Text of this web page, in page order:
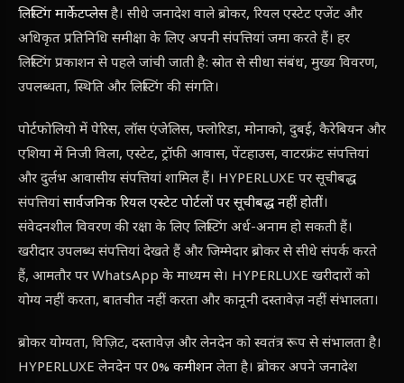
लिस्टिंग मार्केटप्लेसहै। सीधे जनादेश वाले ब्रोकर, रियल एस्टेट एजेंट और
अधिकृत प्रतिनिधि समीक्षा के लिए अपनी संपत्तियां जमा करते हैं। हर
लिस्टिंग प्रकाशन से पहले जांची जाती है: स्रोत से सीधा संबंध, मुख्य विवरण,
उपलब्धता, स्थिति और लिस्टिंग की संगति।
पोर्टफोलियो में पेरिस, लॉस एंजेलिस, फ्लोरिडा, मोनाको, दुबई, कैरेबियन और
एशिया में निजी विला, एस्टेट, ट्रॉफी आवास, पेंटहाउस, वाटरफ्रंट संपत्तियां
और दुर्लभ आवासीय संपत्तियां शामिल हैं। HYPERLUXE पर सूचीबद्ध
संपत्तियां सार्वजनिक रियल एस्टेट पोर्टलों पर सूचीबद्ध नहीं होतीं।
संवेदनशील विवरण की रक्षा के लिए लिस्टिंग अर्ध-अनाम हो सकती हैं।
खरीदार उपलब्ध संपत्तियां देखते हैं और जिम्मेदार ब्रोकर से सीधे संपर्क करते
हैं, आमतौर पर WhatsApp के माध्यम से। HYPERLUXE खरीदारों को
योग्य नहीं करता, बातचीत नहीं करता और कानूनी दस्तावेज़ नहीं संभालता।
ब्रोकर योग्यता, विज़िट, दस्तावेज़ और लेनदेन को स्वतंत्र रूप से संभालता है।
HYPERLUXE लेनदेन पर 0% कमीशन लेता है। ब्रोकर अपने जनादेश